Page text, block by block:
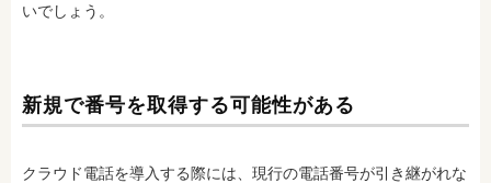
いでしょう。
新規で番号を取得する可能性がある
クラウド電話を導入する際には、現行の電話番号が引き継がれな